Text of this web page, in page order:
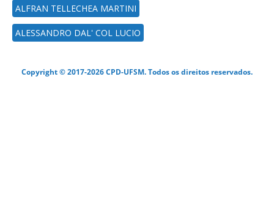
ALFRAN TELLECHEA MARTINI
ALESSANDRO DAL' COL LUCIO
Copyright © 2017-2026 CPD-UFSM. Todos os direitos reservados.